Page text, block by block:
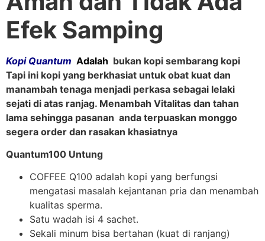
Efek Samping
Kopi Quantum Adalah bukan kopi sembarang kopi
Tapi ini kopi yang berkhasiat untuk obat kuat dan
manambah tenaga menjadi perkasa sebagai lelaki
sejati di atas ranjag. Menambah Vitalitas dan tahan
lama sehingga pasanan anda terpuaskan monggo
segera order dan rasakan khasiatnya
Quantum100 Untung
COFFEE Q100 adalah kopi yang berfungsi
mengatasi masalah kejantanan pria dan menambah
kualitas sperma.
Satu wadah isi 4 sachet.
Sekali minum bisa bertahan (kuat di ranjang)